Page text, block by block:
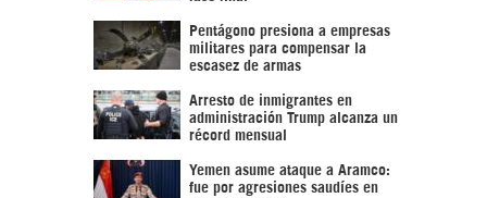
Pentágono presiona a empresas
militares para compensar la
escasez de armas
Arresto de inmigrantes en
administración Trump alcanza un
récord mensual
Yemen asume ataque a Aramco:
fue por agresiones saudíes en